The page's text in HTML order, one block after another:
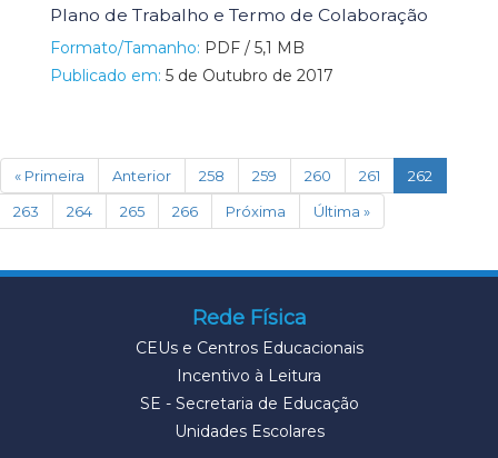
Plano de Trabalho e Termo de Colaboração
Formato/Tamanho: PDF / 5,1 MB
Publicado em: 5 de Outubro de 2017
« Primeira Anterior 258 259 260 261 262
263 264 265 266 Próxima Última »
Rede Física
CEUs e Centros Educacionais
Incentivo à Leitura
SE - Secretaria de Educação
Unidades Escolares